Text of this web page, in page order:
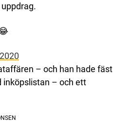
– och han hade fäst
inköpslistan – och ett